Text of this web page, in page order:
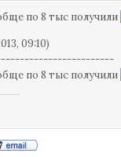
по 8 тыс получили
09:10)
по 8 тыс получили